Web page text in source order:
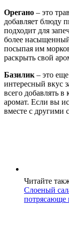
Орегано – это
добавляет блюду
подходит для
более
посыпая им
раскрыть свой
Базилик – это
интересный вкус
всего добавлять
аромат. Если вы
вместе с другими
Читайте
Слоеный
потрясающе